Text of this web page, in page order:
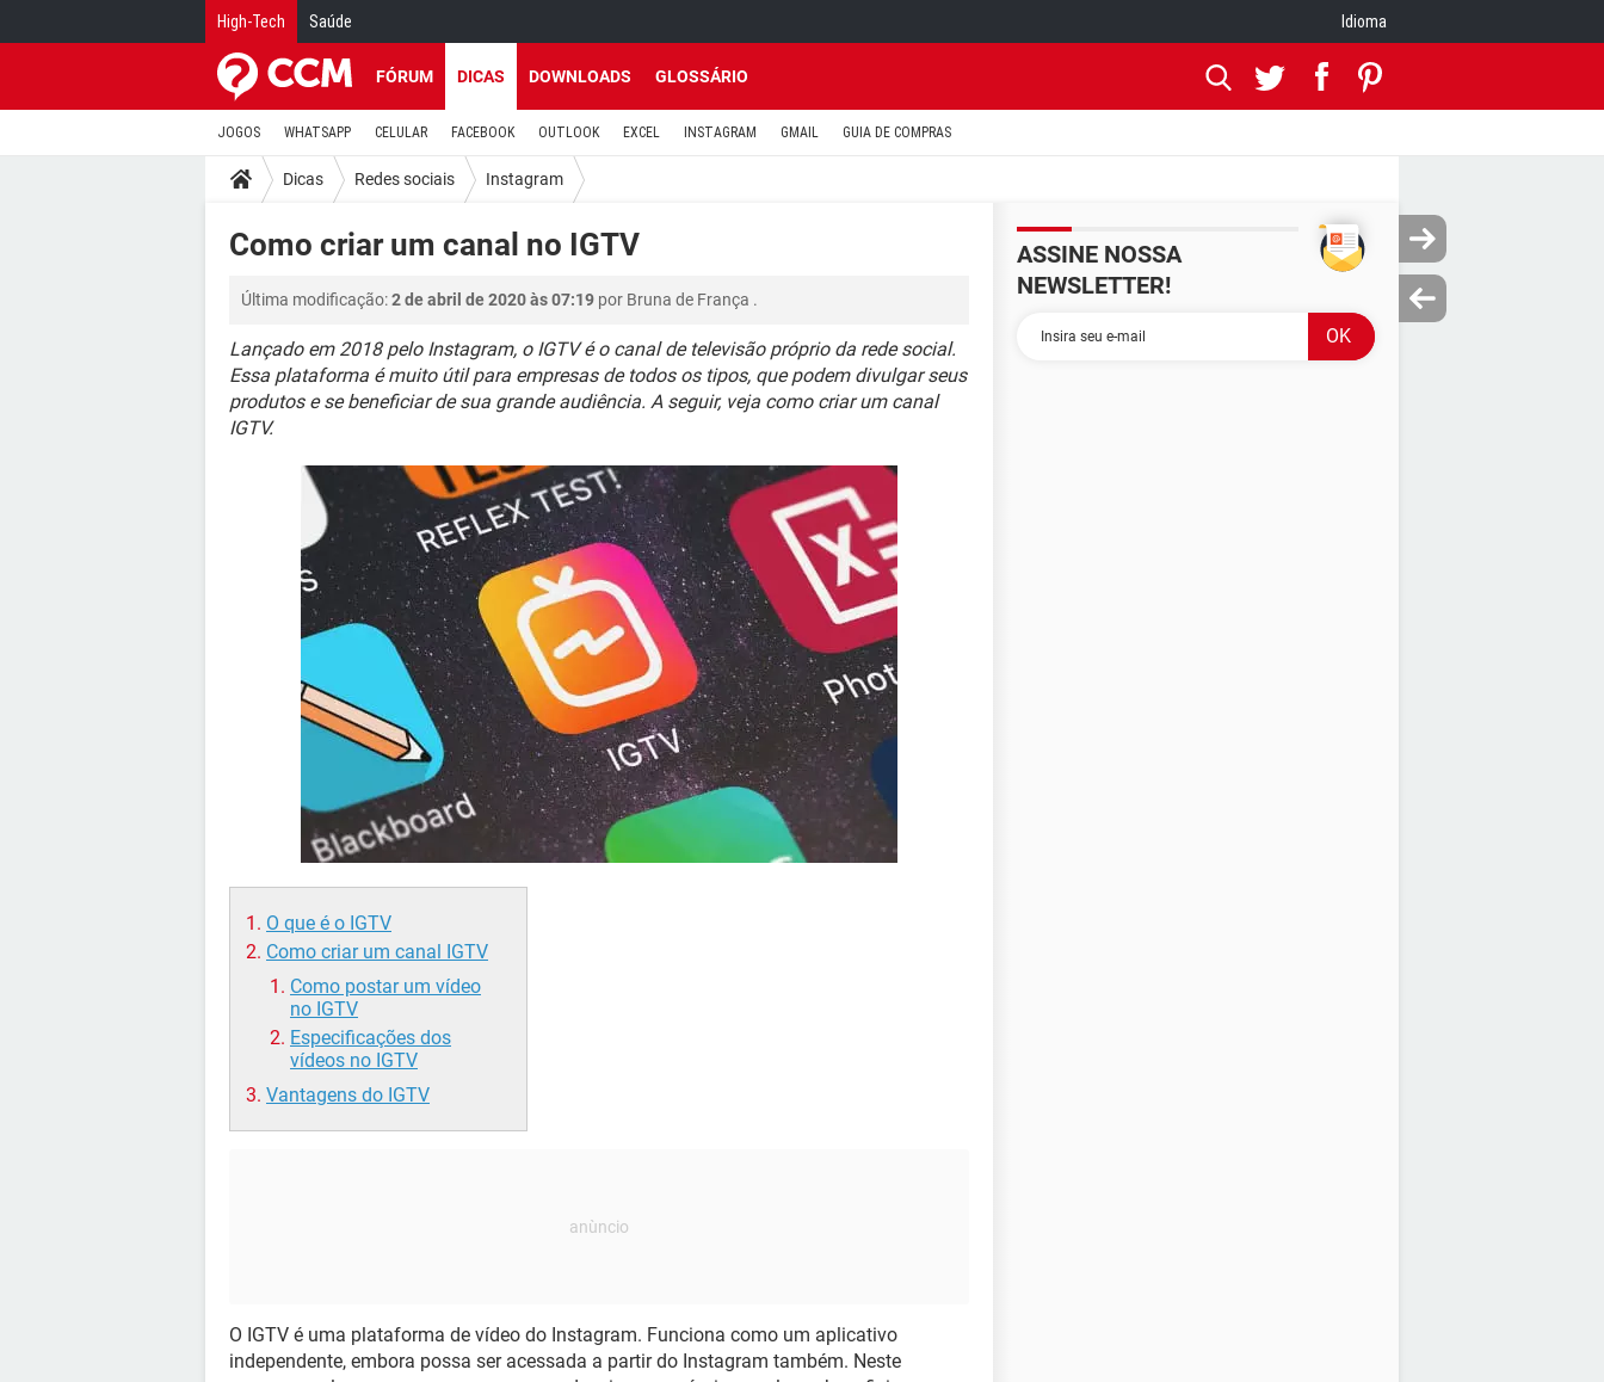
High-Tech Saúde Idioma
FÓRUM DICAS DOWNLOADS GLOSSÁRIO
JOGOS WHATSAPP CELULAR FACEBOOK OUTLOOK EXCEL INSTAGRAM GMAIL GUIA DE COMPRAS
Dicas Redes sociais Instagram
Como criar um canal no IGTV
Última modificação:2 de abril de 2020 às 07:19 por Bruna de França .
Lançado em 2018 pelo Instagram, o IGTV é o canal de televisão próprio da rede social.
Essa plataforma é muito útil para empresas de todos os tipos, que podem divulgar seus
produtos e se beneficiar de sua grande audiência. A seguir, veja como criar um canal
IGTV.
O que é o IGTV
Como criar um canal IGTV
Como postar um vídeo
no IGTV
Especificações dos
vídeos no IGTV
Vantagens do IGTV
O IGTV é uma plataforma de vídeo do Instagram. Funciona como um aplicativo
independente, embora possa ser acessada a partir do Instagram também. Neste
ASSINE NOSSA
NEWSLETTER!